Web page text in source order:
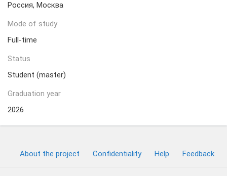
Россия, Москва
Mode of study
Full-time
Status
Student (master)
Graduation year
2026
About the project Confidentiality Help Feedback